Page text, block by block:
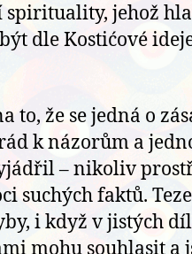
jehož
dle Kostićové
to, že se jedná o
k názorům a
– nikoliv
suchých faktů.
i když v jistých
mohu souhlasit a